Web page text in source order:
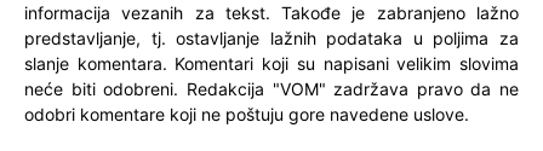
informacija vezanih za tekst. Takođe je zabranjeno lažno
predstavljanje, tj. ostavljanje lažnih podataka u poljima za
slanje komentara. Komentari koji su napisani velikim slovima
neće biti odobreni. Redakcija "VOM" zadržava pravo da ne
odobri komentare koji ne poštuju gore navedene uslove.